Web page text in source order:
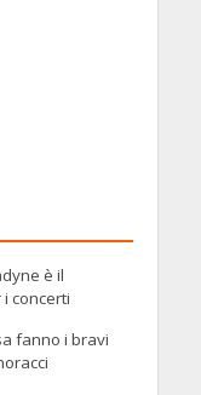
è il
concerti
fanno i bravi